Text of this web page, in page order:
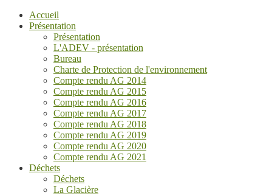
Accueil
Présentation
Présentation
L'ADEV - présentation
Bureau
Charte de Protection de l'environnement
Compte rendu AG 2014
Compte rendu AG 2015
Compte rendu AG 2016
Compte rendu AG 2017
Compte rendu AG 2018
Compte rendu AG 2019
Compte rendu AG 2020
Compte rendu AG 2021
Déchets
Déchets
La Glacière